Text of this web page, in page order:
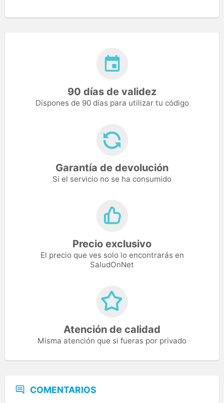
90 días de validez
Dispones de 90 días para utilizar tu código
Garantía de devolución
Si el servicio no se ha consumido
Precio exclusivo
El precio que ves solo lo encontrarás en
SaludOnNet
Atención de calidad
Misma atención que si fueras por privado
COMENTARIOS